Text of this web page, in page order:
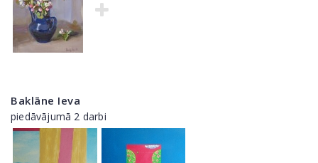
Baklāne Ieva
piedāvājumā 2 darbi